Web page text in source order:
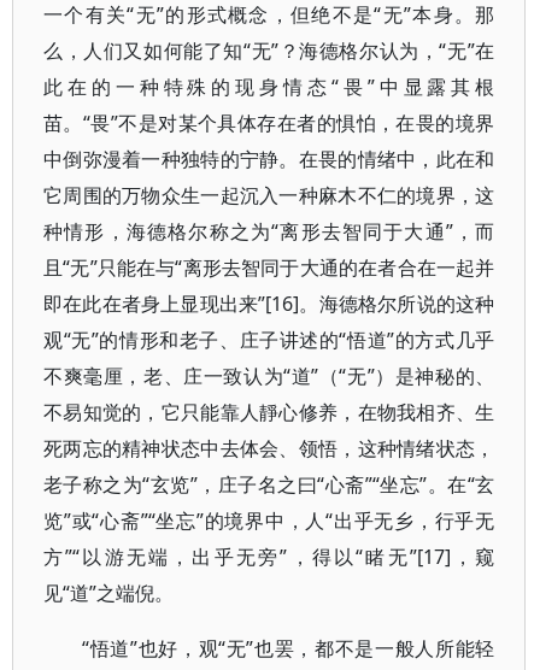
一个有关“无”的形式概念，但绝不是“无”本身。那
么，人们又如何能了知“无”？海德格尔认为，“无”在
此在的一种特殊的现身情态“畏”中显露其根
苗。“畏”不是对某个具体存在者的惧怕，在畏的境界
中倒弥漫着一种独特的宁静。在畏的情绪中，此在和
它周围的万物众生一起沉入一种麻木不仁的境界，这
种情形，海德格尔称之为“离形去智同于大通”，而
且“无”只能在与“离形去智同于大通的在者合在一起并
即在此在者身上显现出来”[16]。海德格尔所说的这种
观“无”的情形和老子、庄子讲述的“悟道”的方式几乎
不爽毫厘，老、庄一致认为“道”（“无”）是神秘的、
不易知觉的，它只能靠人靜心修养，在物我相齐、生
死两忘的精神状态中去体会、领悟，这种情绪状态，
老子称之为“玄览”，庄子名之曰“心斋”“坐忘”。在“玄
览”或“心斋”“坐忘”的境界中，人“出乎无乡，行乎无
方”“以游无端，出乎无旁”，得以“睹无”[17]，窥
见“道”之端倪。
“悟道”也好，观“无”也罢，都不是一般人所能轻